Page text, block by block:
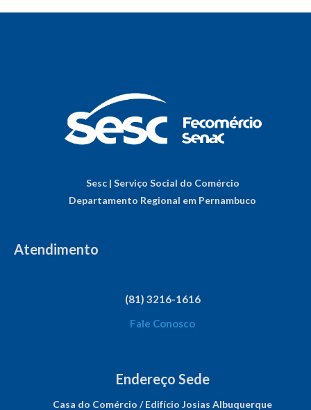
Sesc | Serviço Social do Comércio
Departamento Regional em Pernambuco
Atendimento
(81) 3216-1616
Fale Conosco
Endereço Sede
Casa do Comércio / Edifício Josias Albuquerque